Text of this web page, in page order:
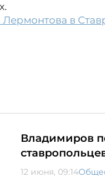
в
Владимиров
12 июня, 09:14